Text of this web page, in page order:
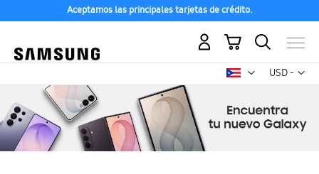
Aceptamos las principales tarjetas de crédito.
USD -
dólar
Mi carrito